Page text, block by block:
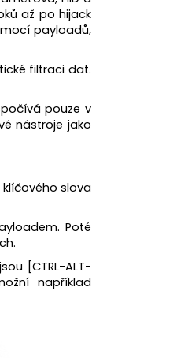
až po hijack
payloadů,
filtraci dat.
pouze v
nástroje jako
slova
Poté
[CTRL-ALT-
například